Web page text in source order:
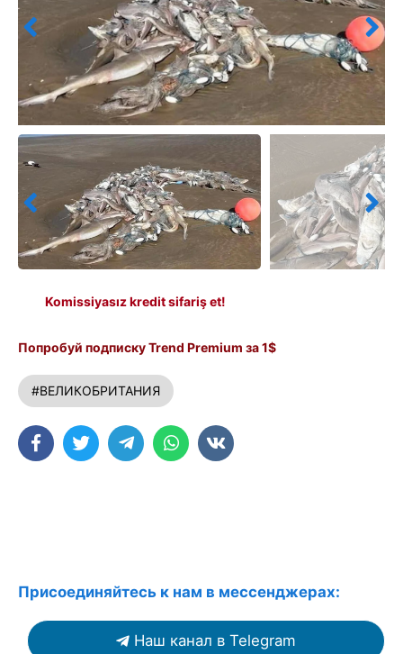
Komissiyasız kredit sifariş et!
Попробуй подписку Trend Premium за 1$
#ВЕЛИКОБРИТАНИЯ
Присоединяйтесь к нам в мессенджерах:
Наш канал в Telegram